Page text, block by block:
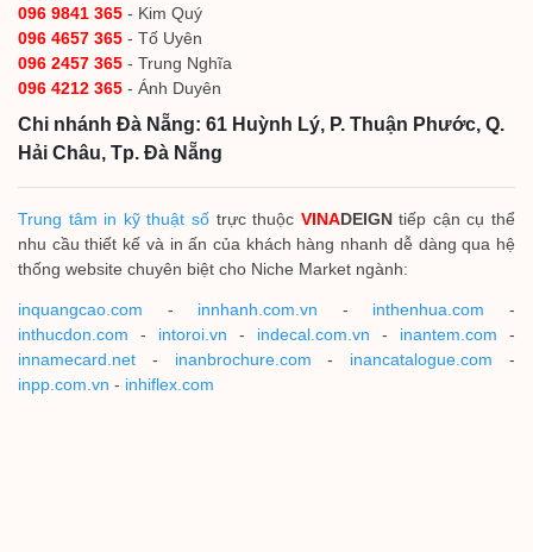
096 9841 365 - Kim Quý
096 4657 365 - Tố Uyên
096 2457 365 - Trung Nghĩa
096 4212 365 - Ánh Duyên
Chi nhánh Đà Nẵng: 61 Huỳnh Lý, P. Thuận Phước, Q.
Hải Châu, Tp. Đà Nẵng
Trung tâm in kỹ thuật sốtrực thuộc VINADEIGNtiếp cận cụ thể
nhu cầu thiết kế và in ấn của khách hàng nhanh dễ dàng qua hệ
thống website chuyên biệt cho Niche Market ngành:
inquangcao.com - innhanh.com.vn - inthenhua.com -
inthucdon.com - intoroi.vn - indecal.com.vn - inantem.com -
innamecard.net - inanbrochure.com - inancatalogue.com -
inpp.com.vn - inhiflex.com